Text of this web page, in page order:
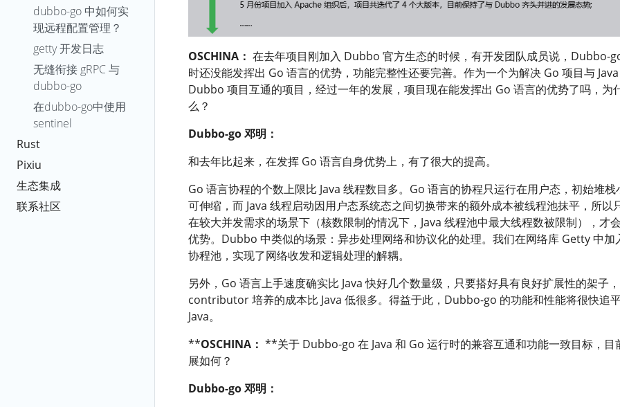
dubbo-go 中如何实
现远程配置管理？
getty 开发日志
无缝衔接 gRPC 与
dubbo-go
在dubbo-go中使用
sentinel
Rust
Pixiu
生态集成
联系社区
OSCHINA： 在去年项目刚加入 Dubbo 官方生态的时候，有开发团队成员说，Dubbo-
时还没能发挥出 Go 语言的优势，功能完整性还要完善。作为一个为解决 Go 项目与
Dubbo 项目互通的项目，经过一年的发展，项目现在能发挥出 Go 语言的优势了吗，为
么？
Dubbo-go 邓明：
和去年比起来，在发挥 Go 语言自身优势上，有了很大的提高。
Go 语言协程的个数上限比 Java 线程数目多。Go 语言的协程只运行在用户态，初始堆栈
可伸缩，而 Java 线程启动因用户态系统态之间切换带来的额外成本被线程池抹平，所以
在较大并发需求的场景下（核数限制的情况下，Java 线程池中最大线程数被限制），才
优势。Dubbo 中类似的场景：异步处理网络和协议化的处理。我们在网络库 Getty 中加
协程池，实现了网络收发和逻辑处理的解耦。
另外，Go 语言上手速度确实比 Java 快好几个数量级，只要搭好具有良好扩展性的架子
contributor 培养的成本比 Java 低很多。得益于此，Dubbo-go 的功能和性能将很快追
Java。
**OSCHINA： **关于 Dubbo-go 在 Java 和 Go 运行时的兼容互通和功能一致目标，目
展如何？
Dubbo-go 邓明：